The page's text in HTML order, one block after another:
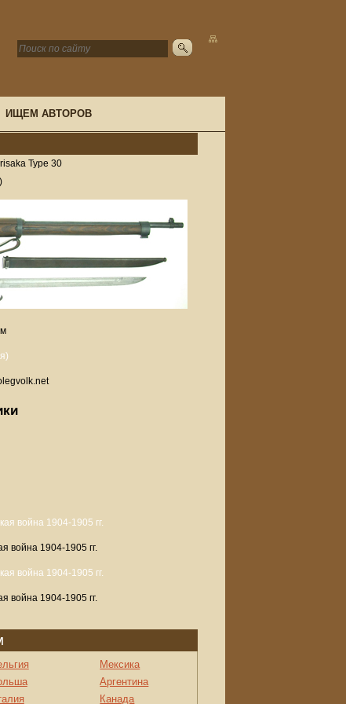
ИЩЕМ АВТОРОВ
Type 30
война 1904-1905 гг.
война 1904-1905 гг.
Мексика
Аргентина
Канада